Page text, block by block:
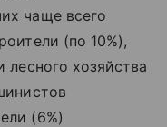
чаще всего
(по 10%),
лесного хозяйства
(6%)